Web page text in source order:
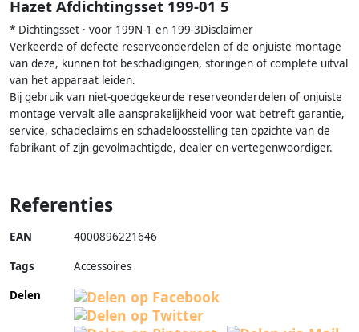
Hazet Afdichtingsset 199-01 5
* Dichtingsset · voor 199N-1 en 199-3Disclaimer
Verkeerde of defecte reserveonderdelen of de onjuiste montage
van deze, kunnen tot beschadigingen, storingen of complete uitval
van het apparaat leiden.
Bij gebruik van niet-goedgekeurde reserveonderdelen of onjuiste
montage vervalt alle aansprakelijkheid voor wat betreft garantie,
service, schadeclaims en schadeloosstelling ten opzichte van de
fabrikant of zijn gevolmachtigde, dealer en vertegenwoordiger.
Referenties
EAN 4000896221646
Tags
Accessoires
Delen